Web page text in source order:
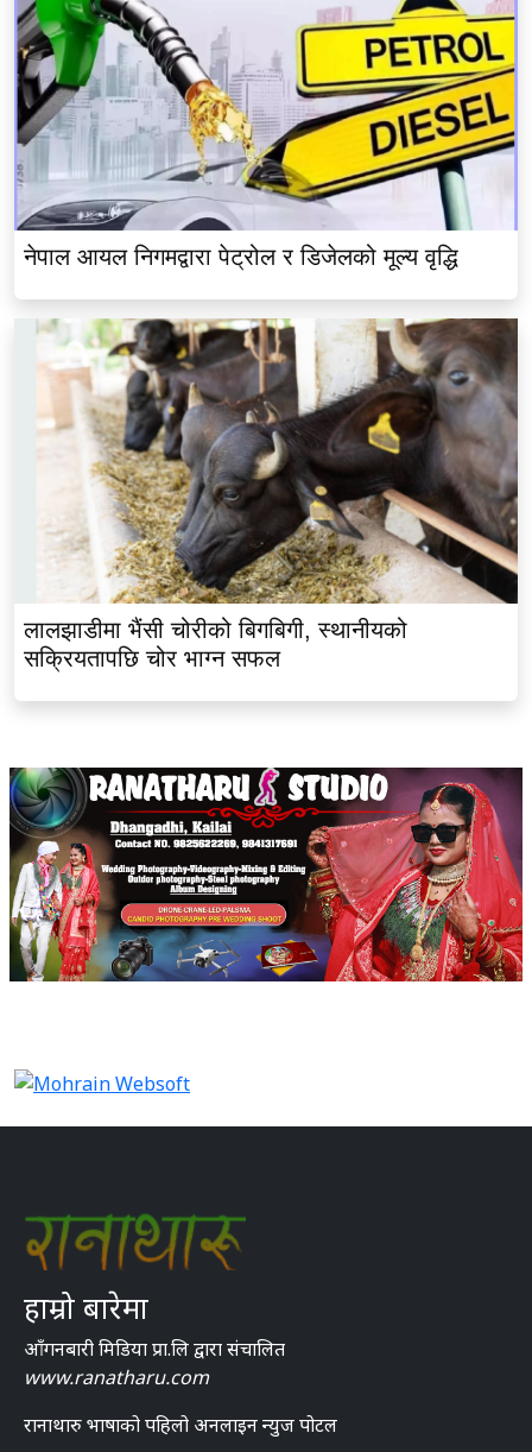
नेपाल आयल निगमद्वारा पेट्रोल र डिजेलको मूल्य वृद्धि
लालझाडीमा भैंसी चोरीको बिगबिगी, स्थानीयको
सक्रियतापछि चोर भाग्न सफल
हाम्रो बारेमा
आँगनबारी मिडिया प्रा.लि द्वारा संचालित
www.ranatharu.com
रानाथारु भाषाको पहिलो अनलाइन न्युज पोटल